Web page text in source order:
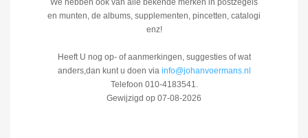
We hebben ook van alle bekende merken in postzegels
en munten, de albums, supplementen, pincetten, catalogi
enz!
Heeft U nog op- of aanmerkingen, suggesties of wat
anders,dan kunt u doen via info@johanvoermans.nl
Telefoon 010-4183541.
Gewijzigd op 07-08-2026